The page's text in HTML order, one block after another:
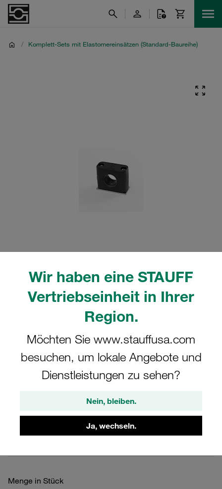
Wir haben eine STAUFF
Vertriebseinheit in Ihrer
Region.
Möchten Sie www.stauffusa.com
besuchen, um lokale Angebote und
Dienstleistungen zu sehen?
Nein, bleiben.
Ja, wechseln.
/ Komplett-Sets mit Elastomereinsätzen (Standard-Baureihe)
tatsächlichen Produkt abweichen.
6 Ø32mm Polypropylen W10
Schlitzschraube Anschweißpl., kurz
SP-632-PP-R-LI-M-W10
Technische Daten ansehen
Menge in Stück